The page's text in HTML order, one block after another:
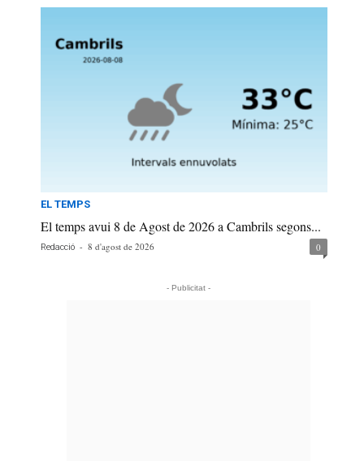
EL TEMPS
El temps avui 8 de Agost de 2026 a Cambrils segons...
Redacció - 8 d'agost de 2026 0
- Publicitat -